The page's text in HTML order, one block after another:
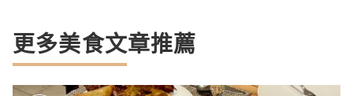
更多美食文章推薦